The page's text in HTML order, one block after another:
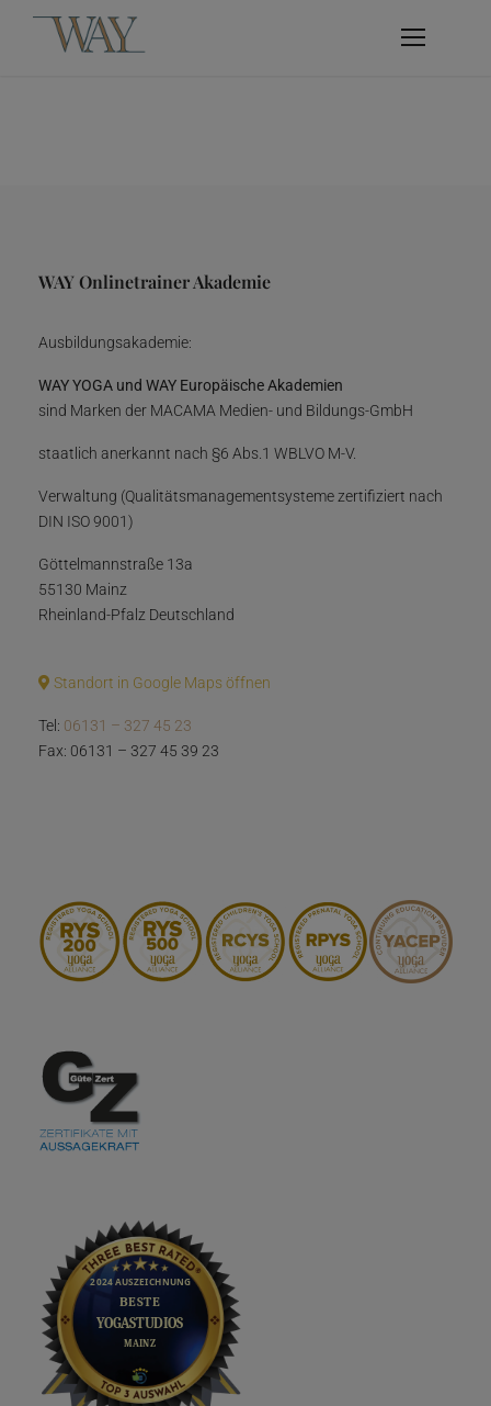
WAY Onlinetrainer Akademie
Ausbildungsakademie:
WAY YOGA und WAY Europäische Akademien
sind Marken der MACAMA Medien- und Bildungs-GmbH
staatlich anerkannt nach §6 Abs.1 WBLVO M-V.
Verwaltung (Qualitätsmanagementsysteme zertifiziert nach
DIN ISO 9001)
Göttelmannstraße 13a
55130 Mainz
Rheinland-Pfalz Deutschland
Standort in Google Maps öffnen
Tel: 06131 – 327 45 23
Fax: 06131 – 327 45 39 23